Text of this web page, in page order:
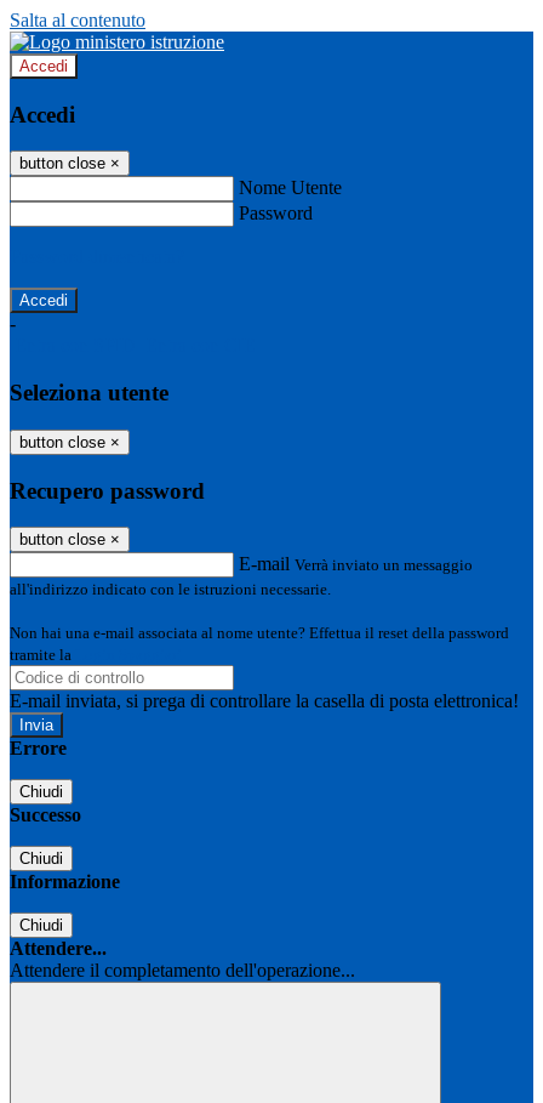
Salta al contenuto
Accedi
Accedi
button close ×
Nome Utente
Password
-
Seleziona utente
button close ×
Recupero password
button close ×
E-mail Verrà inviato un messaggio
all'indirizzo indicato con le istruzioni necessarie.
Non hai una e-mail associata al nome utente? Effettua il reset della password
tramite la
E-mail inviata, si prega di controllare la casella di posta elettronica!
Errore
Chiudi
Successo
Chiudi
Informazione
Chiudi
Attendere...
Attendere il completamento dell'operazione...